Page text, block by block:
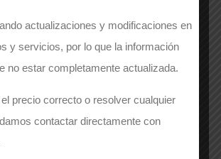
Comparte
electrónico
actualizaciones y modificaciones en
y servicios, por lo que la información
no estar completamente actualizada.
precio correcto o resolver cualquier
contactar directamente con